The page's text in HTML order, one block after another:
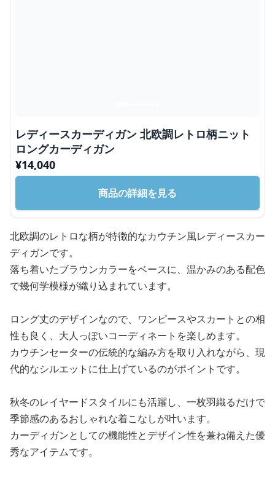
レディースカーディガン 北欧調レトロ柄ニット
ロングカーディガン
¥14,040
商品の詳細を見る
北欧調のレトロな柄が特徴的なカウチン風レディースカー
ディガンです。
落ち着いたブラウンカラーをベースに、温かみのある配色
で幾何学模様が織り込まれています。
ロング丈のデザインなので、ワンピースやスカートとの相
性も良く、大人っぽいコーディネートを楽しめます。
カウチンセーターの伝統的な編み方を取り入れながら、現
代的なシルエットに仕上げているのがポイントです。
秋冬のレイヤードスタイルにも活躍し、一枚羽織るだけで
季節感のあるおしゃれな着こなしが叶います。
カーディガンとしての機能性とデザイン性を兼ね備えた優
秀なアイテムです。